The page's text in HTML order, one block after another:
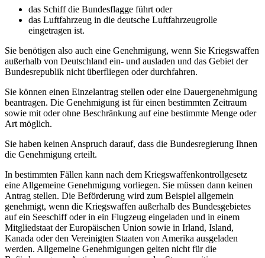
das Schiff die Bundesflagge führt oder
das Luftfahrzeug in die deutsche Luftfahrzeugrolle
eingetragen ist.
Sie benötigen also auch eine Genehmigung, wenn Sie Kriegswaffen
außerhalb von Deutschland ein- und ausladen und das Gebiet der
Bundesrepublik nicht überfliegen oder durchfahren.
Sie können einen Einzelantrag stellen oder eine Dauergenehmigung
beantragen. Die Genehmigung ist für einen bestimmten Zeitraum
sowie mit oder ohne Beschränkung auf eine bestimmte Menge oder
Art möglich.
Sie haben keinen Anspruch darauf, dass die Bundesregierung Ihnen
die Genehmigung erteilt.
In bestimmten Fällen kann nach dem Kriegswaffenkontrollgesetz
eine Allgemeine Genehmigung vorliegen. Sie müssen dann keinen
Antrag stellen. Die Beförderung wird zum Beispiel allgemein
genehmigt, wenn die Kriegswaffen außerhalb des Bundesgebietes
auf ein Seeschiff oder in ein Flugzeug eingeladen und in einem
Mitgliedstaat der Europäischen Union sowie in Irland, Island,
Kanada oder den Vereinigten Staaten von Amerika ausgeladen
werden. Allgemeine Genehmigungen gelten nicht für die